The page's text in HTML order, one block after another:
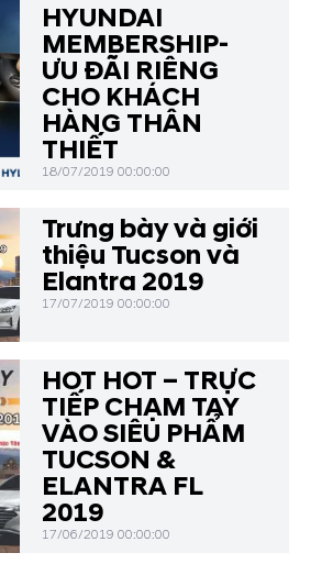
HYUNDAI
MEMBERSHIP-
ƯU ĐÃI RIÊNG
CHO KHÁCH
HÀNG THÂN
THIẾT
18/07/2019 00:00:00
Trưng bày và giới
thiệu Tucson và
Elantra 2019
17/07/2019 00:00:00
HOT HOT – TRỰC
TIẾP CHẠM TAY
VÀO SIÊU PHẨM
TUCSON &
ELANTRA FL
2019
17/06/2019 00:00:00